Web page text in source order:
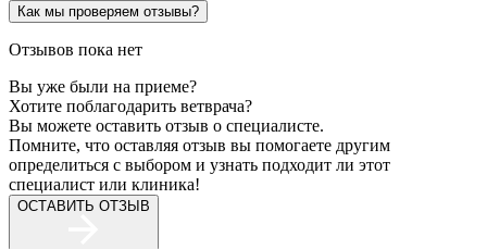
Как мы проверяем отзывы?
Отзывов пока нет
Вы уже были на приеме?
Хотите поблагодарить ветврача?
Вы можете оставить отзыв о специалисте.
Помните, что оставляя отзыв вы помогаете другим
определиться с выбором и узнать подходит ли этот
специалист или клиника!
ОСТАВИТЬ ОТЗЫВ